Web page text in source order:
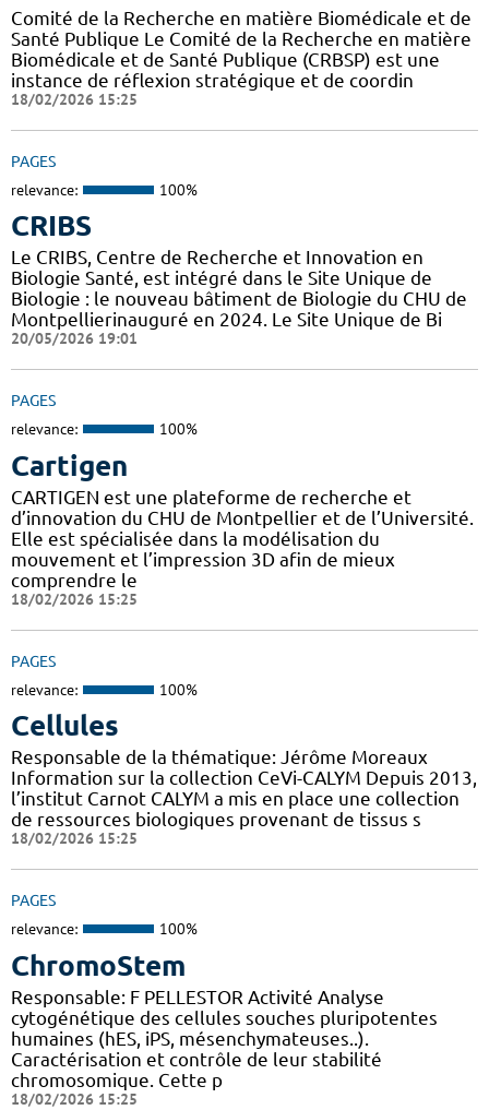
Comité de la Recherche en matière Biomédicale et de
Santé Publique Le Comité de la Recherche en matière
Biomédicale et de Santé Publique (CRBSP) est une
instance de réflexion stratégique et de coordin
18/02/2026 15:25
PAGES
relevance: 100%
CRIBS
Le CRIBS, Centre de Recherche et Innovation en
Biologie Santé, est intégré dans le Site Unique de
Biologie : le nouveau bâtiment de Biologie du CHU de
Montpellierinauguré en 2024. Le Site Unique de Bi
20/05/2026 19:01
PAGES
relevance: 100%
Cartigen
CARTIGEN est une plateforme de recherche et
d’innovation du CHU de Montpellier et de l’Université.
Elle est spécialisée dans la modélisation du
mouvement et l’impression 3D afin de mieux
comprendre le
18/02/2026 15:25
PAGES
relevance: 100%
Cellules
Responsable de la thématique: Jérôme Moreaux
Information sur la collection CeVi-CALYM Depuis 2013,
l’institut Carnot CALYM a mis en place une collection
de ressources biologiques provenant de tissus s
18/02/2026 15:25
PAGES
relevance: 100%
ChromoStem
Responsable: F PELLESTOR Activité Analyse
cytogénétique des cellules souches pluripotentes
humaines (hES, iPS, mésenchymateuses..).
Caractérisation et contrôle de leur stabilité
chromosomique. Cette p
18/02/2026 15:25